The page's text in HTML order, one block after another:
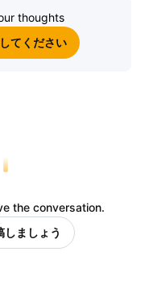
thoughts
てください
the conversation.
ましょう